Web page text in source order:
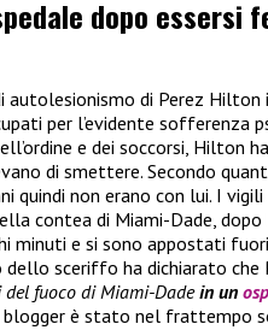
dopo essersi
di Perez Hilton
per l’evidente sofferenza
e dei soccorsi, Hilton
di smettere. Secondo
quindi non erano con lui. I
contea di Miami-Dade, dopo
minuti e si sono appostati
dello sceriffo ha dichiarato
fuoco di Miami-Dadein un
blogger è stato nel frattempo